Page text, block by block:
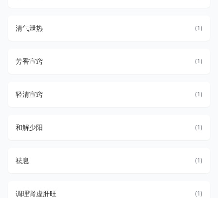
清气泄热 (1)
芳香宣窍 (1)
轻清宣窍 (1)
和解少阳 (1)
祛息 (1)
调理肾虚肝旺 (1)